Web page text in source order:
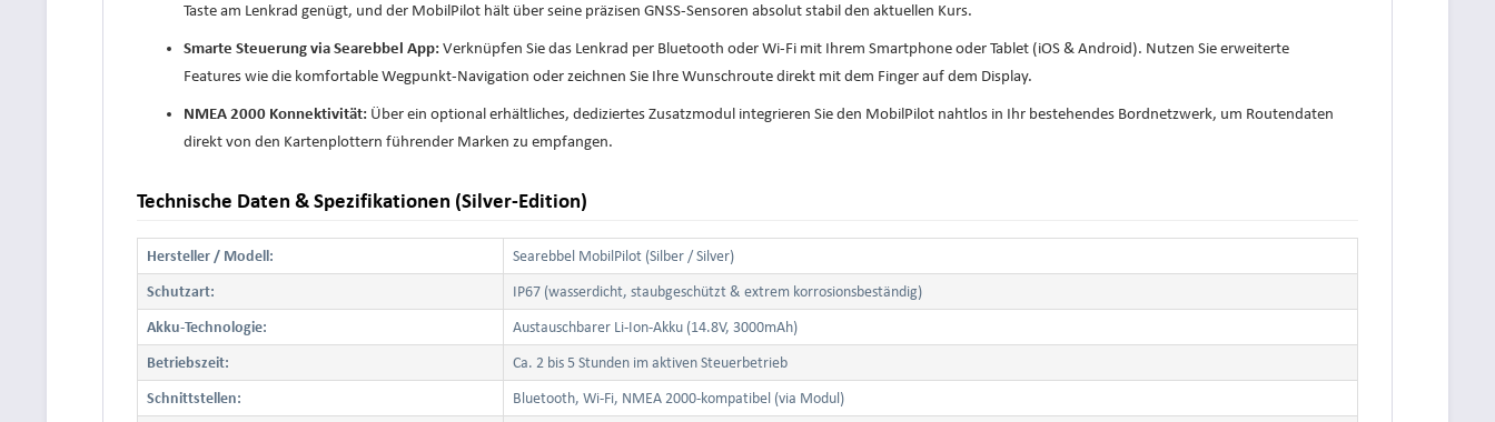
Taste am Lenkrad genügt, und der MobilPilot hält über seine präzisen GNSS-Sensoren absolut stabil den aktuellen Kurs.
Smarte Steuerung via Searebbel App: Verknüpfen Sie das Lenkrad per Bluetooth oder Wi-Fi mit Ihrem Smartphone oder Tablet (iOS & Android). Nutzen Sie erweiterte
Features wie die komfortable Wegpunkt-Navigation oder zeichnen Sie Ihre Wunschroute direkt mit dem Finger auf dem Display.
NMEA 2000 Konnektivität: Über ein optional erhältliches, dediziertes Zusatzmodul integrieren Sie den MobilPilot nahtlos in Ihr bestehendes Bordnetzwerk, um Routendaten
direkt von den Kartenplottern führender Marken zu empfangen.
Technische Daten & Spezifikationen (Silver-Edition)
Hersteller / Modell: Searebbel MobilPilot (Silber / Silver)
Schutzart: IP67 (wasserdicht, staubgeschützt & extrem korrosionsbeständig)
Akku-Technologie: Austauschbarer Li-Ion-Akku (14.8V, 3000mAh)
Betriebszeit: Ca. 2 bis 5 Stunden im aktiven Steuerbetrieb
Schnittstellen: Bluetooth, Wi-Fi, NMEA 2000-kompatibel (via Modul)